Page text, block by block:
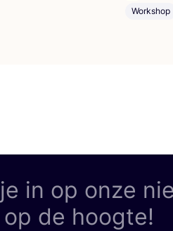
Workshop
in op onze
de hoogte!